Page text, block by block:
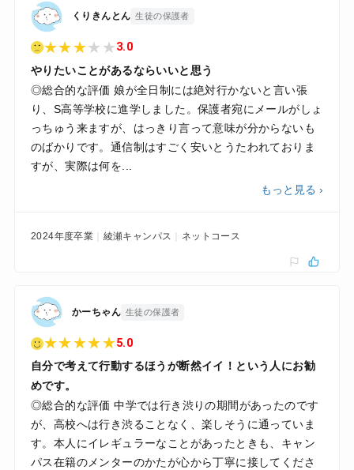
くりきんとん 生徒の保護者
★★★★ ★3.0
やりたいことがあるならいいと思う
◎総合的な評価 娘が全日制には絶対行かないと言い張
り、S高等学校に進学しました。保護者宛にメールがしょ
っちゅう来ますが、はっきり言って意味が分からないも
のばかりです。通信制はすごく安いとうたわれておりま
すが、実際は何を...
もっと見る ›
2024年度卒業 綾瀬キャンパス ネットコース
かーちゃん 生徒の保護者
★★★★★5.0
自分で考えて行動するほうが断然イイ！という人にお勧
めです。
◎総合的な評価 中学では行き渋りの期間があったのです
が、高校へは行き渋ることなく、楽しそうに通っていま
す。本人にイレギュラーなことがあったときも、キャン
パス在籍のメンターのかたが心から丁寧に接してくださ